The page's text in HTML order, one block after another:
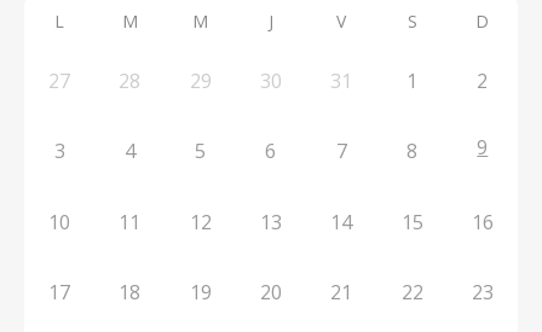
L M M J V S D
27 28 29 30 31 1 2
3 4 5 6 7 8 9
10 11 12 13 14 15 16
17 18 19 20 21 22 23